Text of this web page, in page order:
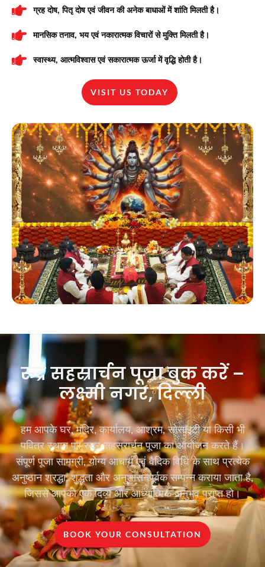
ग्रह दोष, पितृ दोष एवं जीवन की अनेक बाधाओं में शांति मिलती है।
मानसिक तनाव, भय एवं नकारात्मक विचारों से मुक्ति मिलती है।
स्वास्थ्य, आत्मविश्वास एवं सकारात्मक ऊर्जा में वृद्धि होती है।
VISIT US TODAY
रुद्र सहस्रार्चन पूजा बुक करें –
लक्ष्मी नगर, दिल्ली
हम आपके घर, मंदिर, कार्यालय, आश्रम, सोसाइटी या किसी भी
पवित्र स्थान पर रुद्र सहस्रार्चन पूजा का आयोजन करते हैं।
संपूर्ण पूजा सामग्री, योग्य आचार्य एवं वैदिक विधि के साथ प्रत्येक
अनुष्ठान श्रद्धा, शुद्धता और अनुशासनपूर्वक सम्पन्न कराया जाता है,
जिससे आपको एक दिव्य और आध्यात्मिक अनुभव प्राप्त हो।
BOOK YOUR CONSULTATION